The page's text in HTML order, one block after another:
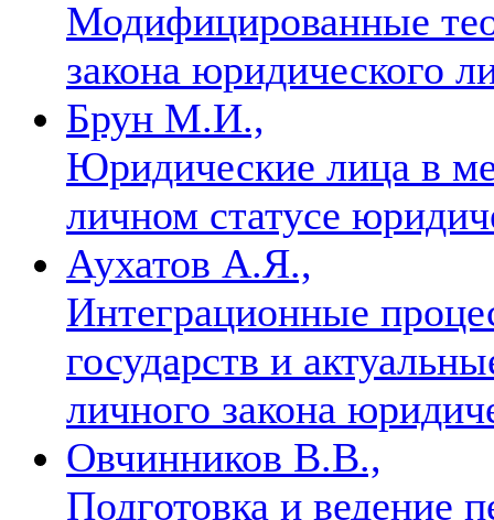
Модифицированные
закона юридического
Брун М.И.,
Юридические лица в
личном статусе
Аухатов А.Я.,
Интеграционные
государств и
личного закона
Овчинников В.В.,
Подготовка и ведение